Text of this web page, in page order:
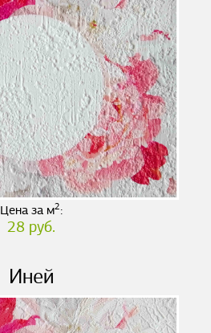
Цена за м2:
28 руб.
Иней